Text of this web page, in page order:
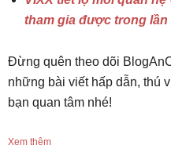
tham gia được trong
Đừng quên theo dõi
những bài viết hấp dẫn, thú
bạn quan tâm nhé!
Xem thêm